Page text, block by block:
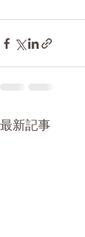
最新記事